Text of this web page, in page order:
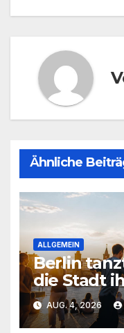
Ähnliche
ALLGEMEIN
Berlin
die Stadt
gerade
AUG. 4, 2026